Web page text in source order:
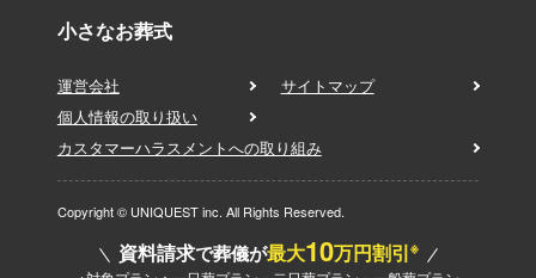
小さなお葬式
運営会社
サイトマップ
個人情報の取り扱い
カスタマーハラスメントへの取り組み
Copyright © UNIQUEST inc. All Rights Reserved.
資料請求で葬儀が最大10万円割引※